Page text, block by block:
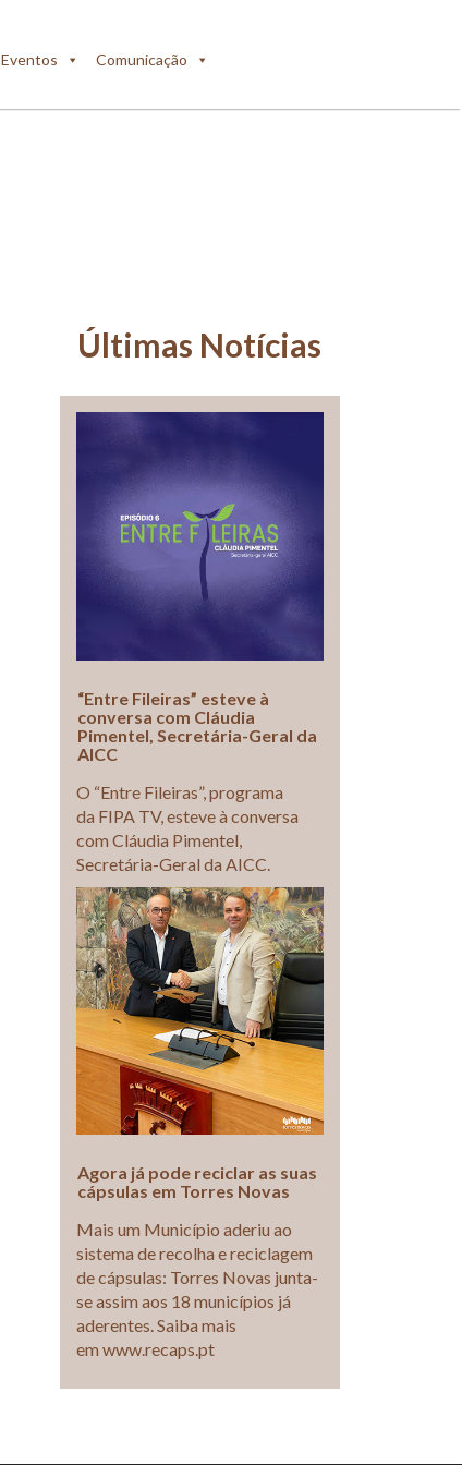
Eventos Comunicação
Últimas Notícias
“Entre Fileiras” esteve à
conversa com Cláudia
Pimentel, Secretária-Geral da
AICC
O “Entre Fileiras”, programa
da FIPA TV, esteve à conversa
com Cláudia Pimentel,
Secretária-Geral da AICC.
Agora já pode reciclar as suas
cápsulas em Torres Novas
Mais um Município aderiu ao
sistema de recolha e reciclagem
de cápsulas: Torres Novas junta-
se assim aos 18 municípios já
aderentes. Saiba mais
em www.recaps.pt